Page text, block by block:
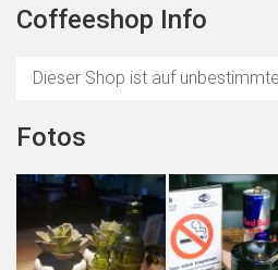
Coffeeshop Info
Dieser Shop ist auf
Fotos